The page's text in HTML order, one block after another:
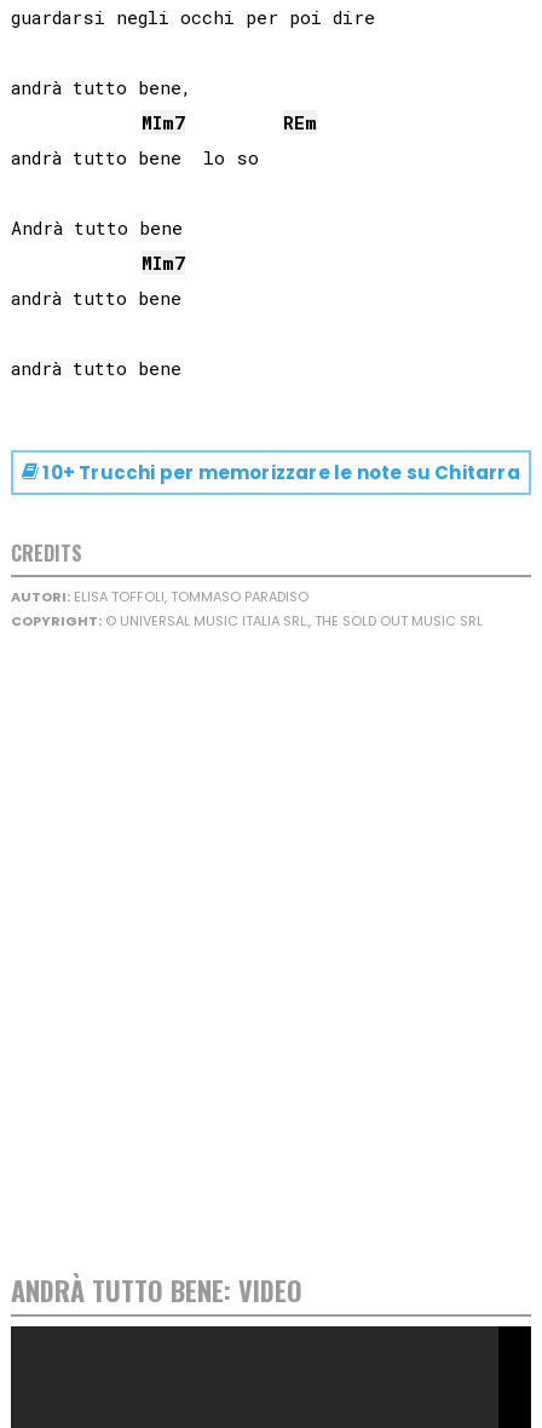
guardarsi negli occhi per poi dire
andrà tutto bene,
MIm7 REm
andrà tutto bene  lo so
Andrà tutto bene
MIm7
andrà tutto bene
10+ Trucchi per memorizzare le note su Chitarra
CREDITS
AUTORI:ELISA TOFFOLI, TOMMASO PARADISO
COPYRIGHT:© UNIVERSAL MUSIC ITALIA SRL., THE SOLD OUT MUSIC SRL
ANDRÀ TUTTO BENE: VIDEO